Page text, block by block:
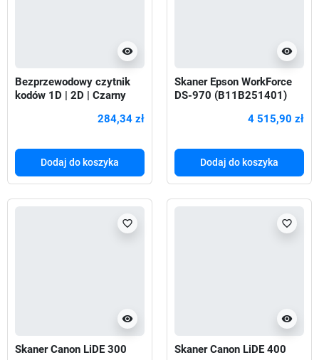
visibility
Bezprzewodowy czytnik
kodów 1D | 2D | Czarny
284,34 zł
Dodaj do koszyka
visibility
Skaner Epson WorkForce
DS-970 (B11B251401)
4 515,90 zł
Dodaj do koszyka
visibility
favorite_border
Skaner Canon LiDE 300
visibility
favorite_border
Skaner Canon LiDE 400